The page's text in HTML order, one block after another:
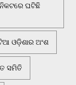
ଘଟିଛି
ଓଡ଼ିଶାର ଅଂଶ
ସମିତି